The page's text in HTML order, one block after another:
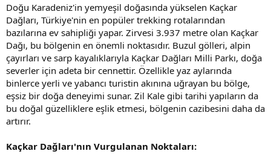
Doğu Karadeniz'in yemyeşil doğasında yükselen Kaçkar
Dağları, Türkiye'nin en popüler trekking rotalarından
bazılarına ev sahipliği yapar. Zirvesi 3.937 metre olan Kaçkar
Dağı, bu bölgenin en önemli noktasıdır. Buzul gölleri, alpin
çayırları ve sarp kayalıklarıyla Kaçkar Dağları Milli Parkı, doğa
severler için adeta bir cennettir. Özellikle yaz aylarında
binlerce yerli ve yabancı turistin akınına uğrayan bu bölge,
eşsiz bir doğa deneyimi sunar. Zil Kale gibi tarihi yapıların da
bu doğal güzelliklere eşlik etmesi, bölgenin cazibesini daha da
artırır.
Kaçkar Dağları'nın Vurgulanan Noktaları: